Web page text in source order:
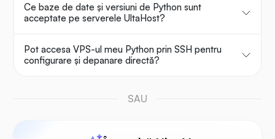
Ce baze de date și versiuni de Python sunt
acceptate pe serverele UltaHost?
Pot accesa VPS-ul meu Python prin SSH pentru
configurare și depanare directă?
SAU